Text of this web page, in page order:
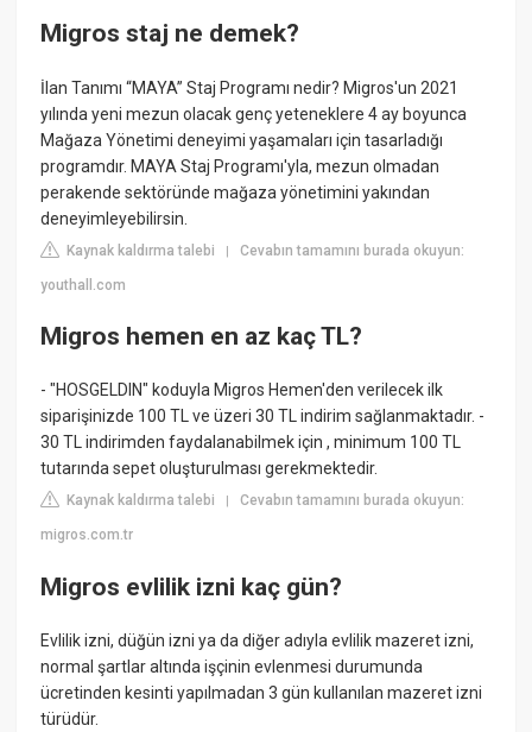
Migros staj ne demek?
İlan Tanımı “MAYA” Staj Programı nedir? Migros'un 2021
yılında yeni mezun olacak genç yeteneklere 4 ay boyunca
Mağaza Yönetimi deneyimi yaşamaları için tasarladığı
programdır. MAYA Staj Programı'yla, mezun olmadan
perakende sektöründe mağaza yönetimini yakından
deneyimleyebilirsin.
Kaynak kaldırma talebi |Cevabın tamamını burada okuyun:
youthall.com
Migros hemen en az kaç TL?
- "HOSGELDIN" koduyla Migros Hemen'den verilecek ilk
siparişinizde 100 TL ve üzeri 30 TL indirim sağlanmaktadır. -
30 TL indirimden faydalanabilmek için , minimum 100 TL
tutarında sepet oluşturulması gerekmektedir.
Kaynak kaldırma talebi |Cevabın tamamını burada okuyun:
migros.com.tr
Migros evlilik izni kaç gün?
Evlilik izni, düğün izni ya da diğer adıyla evlilik mazeret izni,
normal şartlar altında işçinin evlenmesi durumunda
ücretinden kesinti yapılmadan 3 gün kullanılan mazeret izni
türüdür.